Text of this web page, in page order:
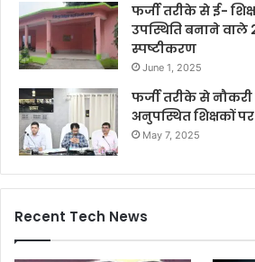
फर्जी तरीके से ई-
उपस्थिति बनाने वाले
स्पष्टीकरण
June 1, 2025
फर्जी तरीके से
अनुपस्थित शिक्षकों पर
May 7, 2025
Recent Tech News